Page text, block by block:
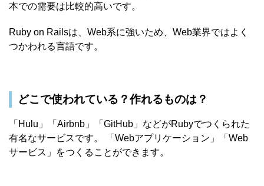
本での需要は比較的高いです。
Ruby on Railsは、Web系に強いため、Web業界ではよく
つかわれる言語です。
どこで使われている？作れるものは？
「Hulu」「Airbnb」「GitHub」などがRubyでつくられた
有名なサービスです。 「Webアプリケーション」「Web
サービス」をつくることができます。